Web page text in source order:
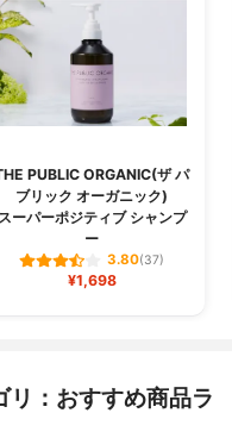
PUBLIC ORGANIC(ザ パ
ブリック オーガニック)
スーパーポジティブ シャンプ
ー
3.80(37)
¥1,698
：おすすめ商品ラ